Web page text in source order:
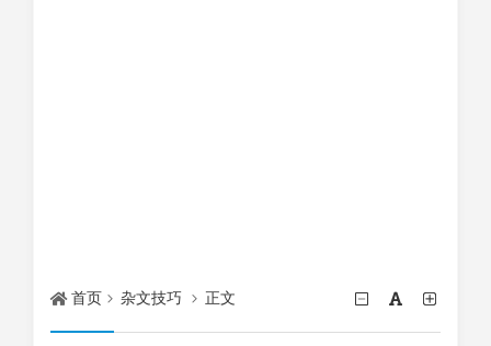
首页 杂文技巧 正文